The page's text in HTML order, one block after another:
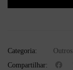
Categoria:
Outros
Compartilhar: